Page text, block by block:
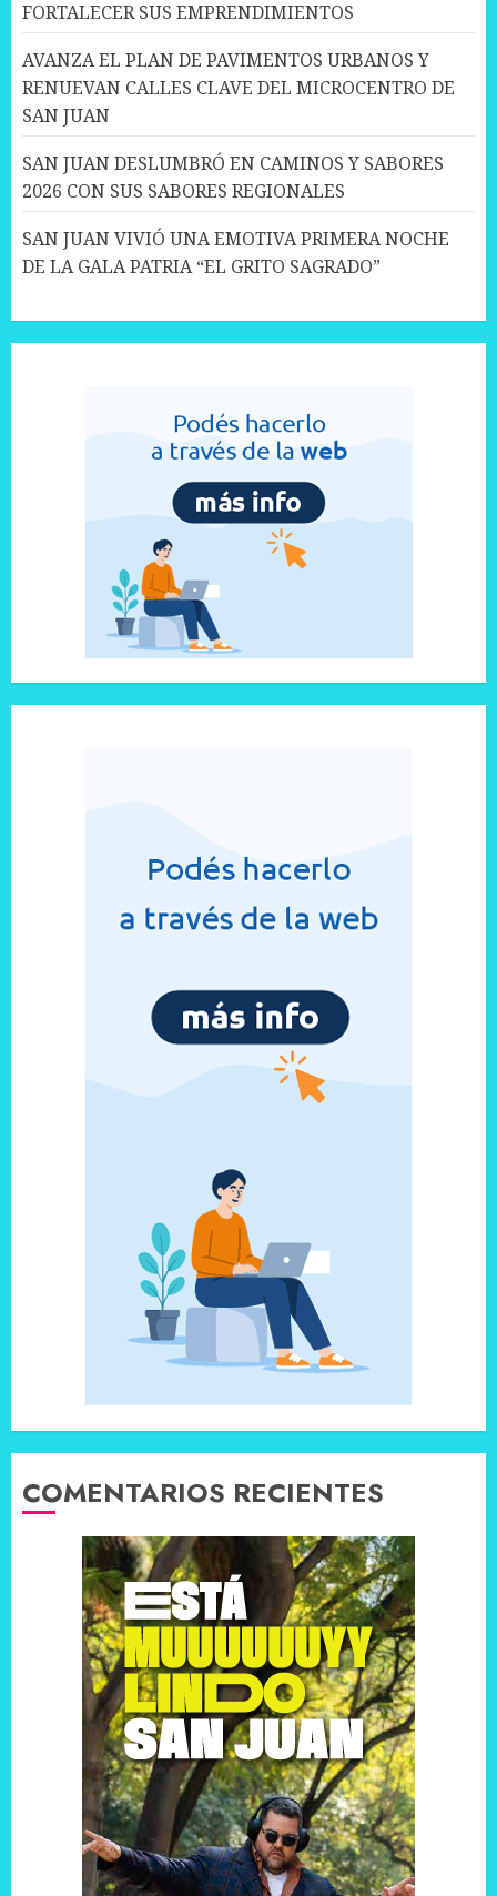
FORTALECER SUS EMPRENDIMIENTOS
AVANZA EL PLAN DE PAVIMENTOS URBANOS Y
RENUEVAN CALLES CLAVE DEL MICROCENTRO DE
SAN JUAN
SAN JUAN DESLUMBRÓ EN CAMINOS Y SABORES
2026 CON SUS SABORES REGIONALES
SAN JUAN VIVIÓ UNA EMOTIVA PRIMERA NOCHE
DE LA GALA PATRIA “EL GRITO SAGRADO”
COMENTARIOS RECIENTES